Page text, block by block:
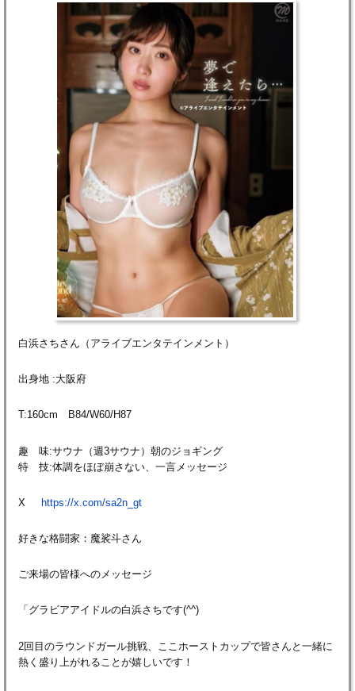
白浜さちさん（アライブエンタテインメント）
出身地 :大阪府
T:160cm B84/W60/H87
趣 味:サウナ（週3サウナ）朝のジョギング
特 技:体調をほぼ崩さない、一言メッセージ
X https://x.com/sa2n_gt
好きな格闘家：魔裟斗さん
ご来場の皆様へのメッセージ
「グラビアアイドルの白浜さちです(^^)
2回目のラウンドガール挑戦、ここホーストカップで皆さんと一緒に
熱く盛り上がれることが嬉しいです！